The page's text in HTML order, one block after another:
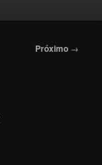
Próximo →